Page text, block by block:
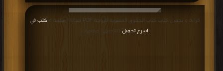
قراءة و تحميل كتاب كتاب الحقوق المعنوية للزوجة PDF مجانا | مكتبة >
كتب في
اسرع تحميل
| التحميل : مرة/مرات